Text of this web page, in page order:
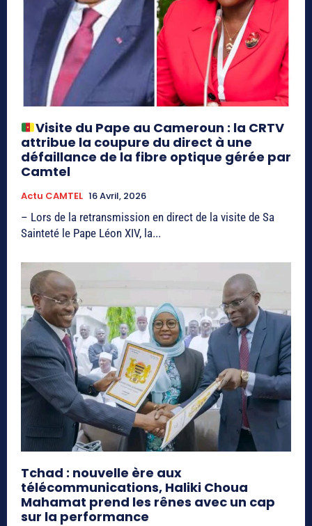
Visite du Pape au Cameroun : la CRTV
attribue la coupure du direct à une
défaillance de la fibre optique gérée par
Camtel
Actu CAMTEL 16 Avril, 2026
– Lors de la retransmission en direct de la visite de Sa
Sainteté le Pape Léon XIV, la...
Tchad : nouvelle ère aux
télécommunications, Haliki Choua
Mahamat prend les rênes avec un cap
sur la performance